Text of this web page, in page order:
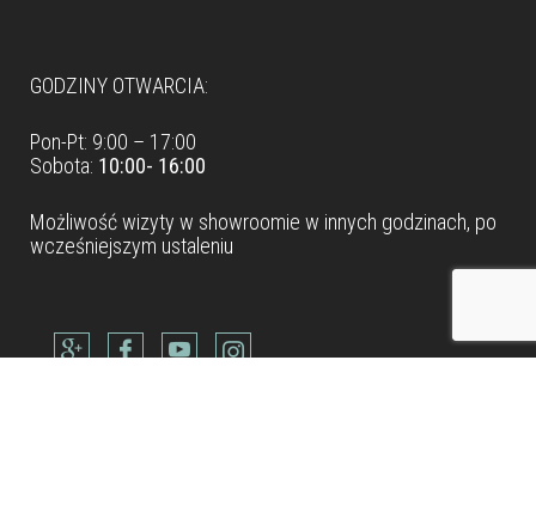
GODZINY OTWARCIA:
Pon-Pt: 9:00 – 17:00
Sobota: 10:00- 16:00
Możliwość wizyty w showroomie w innych godzinach, po
wcześniejszym ustaleniu